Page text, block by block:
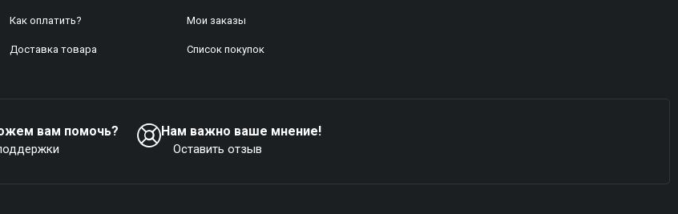
Как оплатить?
Доставка товара
Mои заказы
Список покупок
вам помочь? Нам важно ваше мнение!
Оставить отзыв